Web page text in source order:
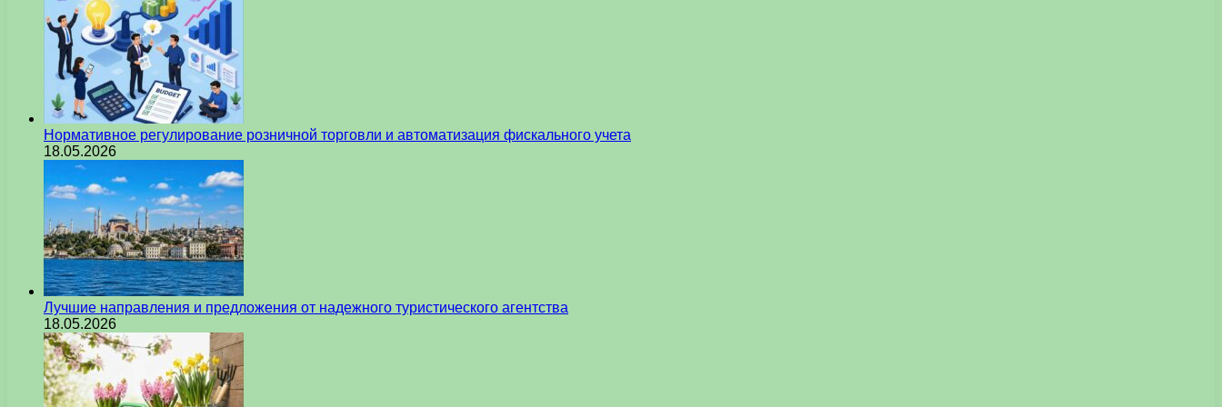
Нормативное регулирование розничной торговли и автоматизация фискального учета
18.05.2026
Лучшие направления и предложения от надежного туристического агентства
18.05.2026